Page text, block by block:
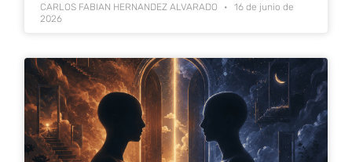
CARLOS FABIAN HERNANDEZ ALVARADO
16 de junio de
2026